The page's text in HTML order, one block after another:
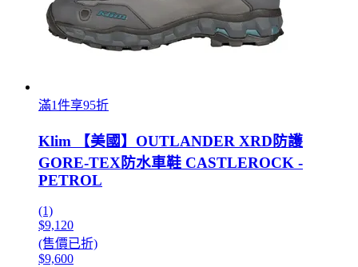
滿1件享95折
Klim 【美國】OUTLANDER XRD防護
GORE-TEX防水車鞋 CASTLEROCK -
PETROL
(1)
$9,120
(售價已折)
$9,600